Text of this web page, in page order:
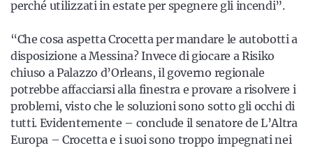
perché utilizzati in estate per spegnere gli incendi”.
“Che cosa aspetta Crocetta per mandare le autobotti a
disposizione a Messina? Invece di giocare a Risiko
chiuso a Palazzo d’Orleans, il governo regionale
potrebbe affacciarsi alla finestra e provare a risolvere i
problemi, visto che le soluzioni sono sotto gli occhi di
tutti. Evidentemente – conclude il senatore de L’Altra
Europa – Crocetta e i suoi sono troppo impegnati nei